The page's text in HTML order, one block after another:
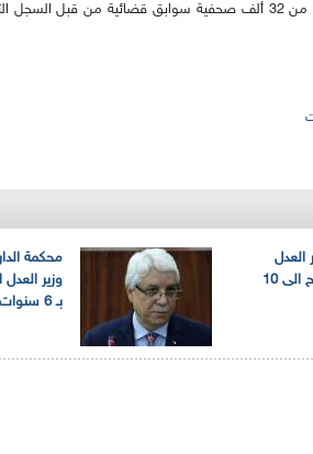
وأشار في هذا المنحى , إلى أنه "تم استخراج أكثر من 32 ألف صحفية سوابق
محكمة
وزير
بـ 6 سنوات حبسًا نافذًا
العدل
السابق الطيب لوح الى 10